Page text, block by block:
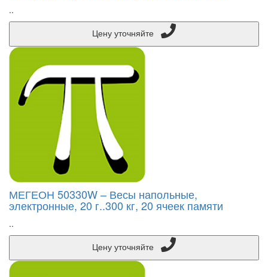
..
МЕГЕОН 50330W – Весы напольные,
электронные, 20 г..300 кг, 20 ячеек памяти
..